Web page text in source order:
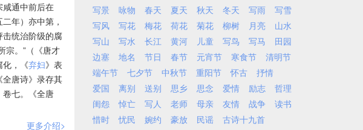
通中前后在
年）亦中第，
统治阶级的腐
宗。”（《唐才
化，《弃妇》表
唐诗》录存其
七。《全唐
更多介绍>
写景 咏物 春天 夏天 秋天 冬天 写雨
写雪
写风
写花 梅花 荷花 菊花 柳树 月亮
山水
写山
写水 长江 黄河 儿童 写鸟 写马
田园
边塞
地名 节日 春节 元宵节 寒食节
清明节
端午节
七夕节 中秋节 重阳节 怀古
抒情
爱国
离别 送别 思乡 思念 爱情 励志
哲理
闺怨
悼亡 写人 老师 母亲 友情 战争
读书
惜时
忧民 婉约 豪放 民谣
古诗十九首